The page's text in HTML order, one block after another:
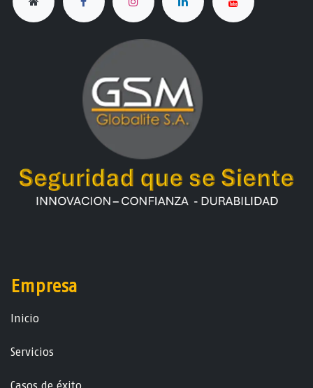
Empresa
Ini​ci​o
Servicios